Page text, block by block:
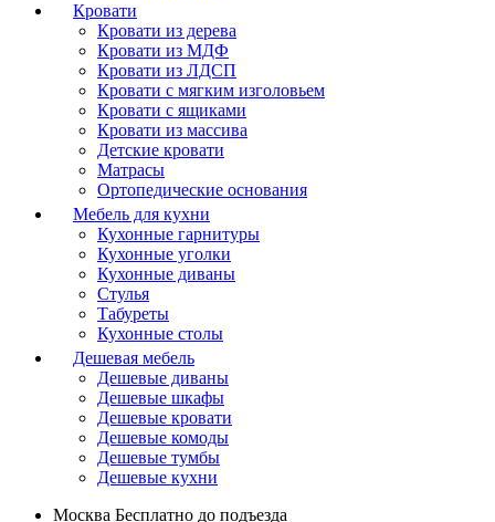
Кровати
Кровати из дерева
Кровати из МДФ
Кровати из ЛДСП
Кровати с мягким изголовьем
Кровати с ящиками
Кровати из массива
Детские кровати
Матрасы
Ортопедические основания
Мебель для кухни
Кухонные гарнитуры
Кухонные уголки
Кухонные диваны
Стулья
Табуреты
Кухонные столы
Дешевая мебель
Дешевые диваны
Дешевые шкафы
Дешевые кровати
Дешевые комоды
Дешевые тумбы
Дешевые кухни
Москва Бесплатно до подъезда